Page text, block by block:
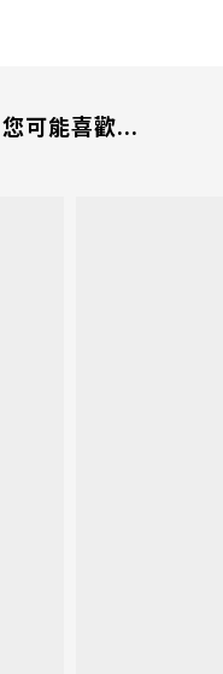
您可能喜歡...